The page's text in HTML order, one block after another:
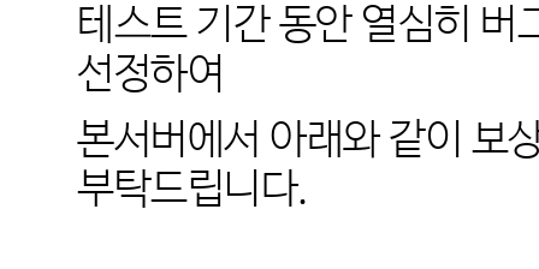
테스트 기간 동안 열심히
선정하여
본서버에서 아래와 같이 보
부탁드립니다.